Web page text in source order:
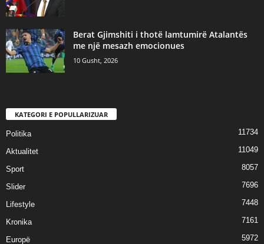
Berat Gjimshiti i thotë lamtumirë Atalantës
me një mesazh emocionues
10 Gusht, 2026
KATEGORI E POPULLARIZUAR
Politika 11734
Aktualitet 11049
Sport 8057
Slider 7696
Lifestyle 7448
Kronika 7161
Europë 5972